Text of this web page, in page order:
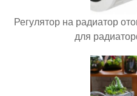
Регулятор на радиатор
для